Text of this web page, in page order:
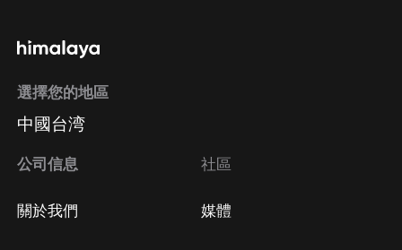
選擇您的地區
中國台湾
公司信息
關於我們
社區
媒體